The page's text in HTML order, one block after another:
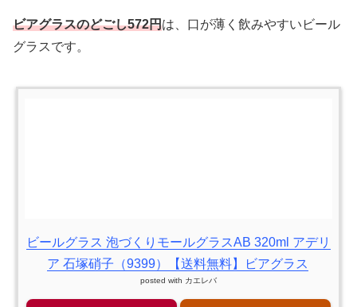
ビアグラスのどごし572円は、口が薄く飲みやすいビール
グラスです。
ビールグラス 泡づくりモールグラスAB 320ml アデリ
ア 石塚硝子（9399）【送料無料】ビアグラス
posted with カエレバ